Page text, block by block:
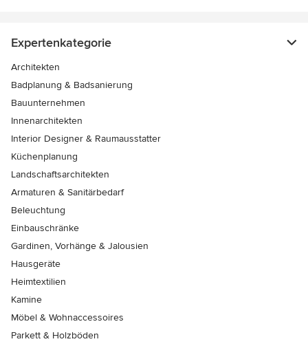
Expertenkategorie
Architekten
Badplanung & Badsanierung
Bauunternehmen
Innenarchitekten
Interior Designer & Raumausstatter
Küchenplanung
Landschaftsarchitekten
Armaturen & Sanitärbedarf
Beleuchtung
Einbauschränke
Gardinen, Vorhänge & Jalousien
Hausgeräte
Heimtextilien
Kamine
Möbel & Wohnaccessoires
Parkett & Holzböden